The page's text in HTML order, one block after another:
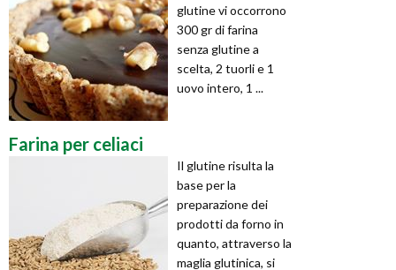
glutine vi occorrono
300 gr di farina
senza glutine a
scelta, 2 tuorli e 1
uovo intero, 1 ...
Farina per celiaci
Il glutine risulta la
base per la
preparazione dei
prodotti da forno in
quanto, attraverso la
maglia glutinica, si